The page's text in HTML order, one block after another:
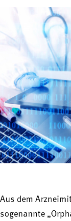
Aus dem
sogenannte